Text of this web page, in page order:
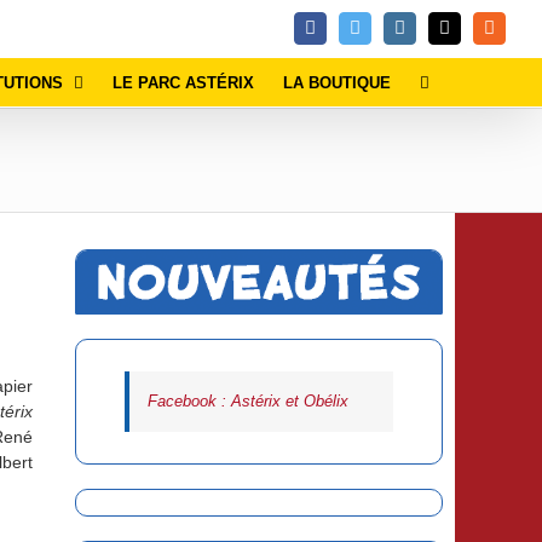
FacebookTwitterInstagramEmailRss
LE PARC ASTÉRIX LA BOUTIQUE
Facebook : Astérix et Obélix